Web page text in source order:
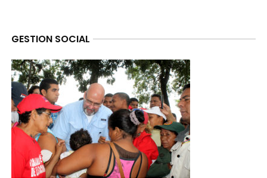
GESTION SOCIAL